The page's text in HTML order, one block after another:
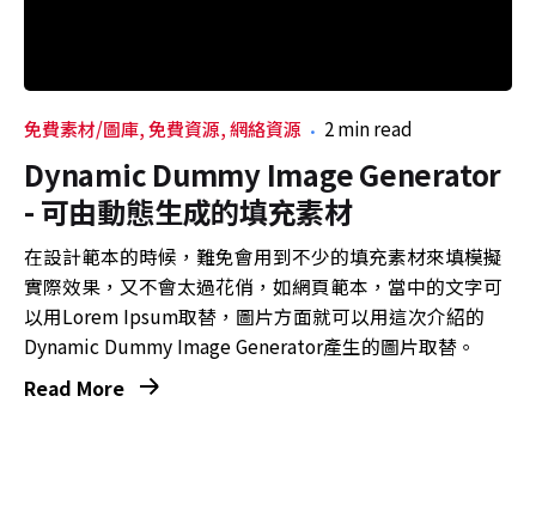
免費素材/圖庫 免費資源 網絡資源 2 min read
Dynamic Dummy Image Generator
- 可由動態生成的填充素材
在設計範本的時候，難免會用到不少的填充素材來填模擬
實際效果，又不會太過花俏，如網頁範本，當中的文字可
以用Lorem Ipsum取替，圖片方面就可以用這次介紹的
Dynamic Dummy Image Generator產生的圖片取替。
Read More